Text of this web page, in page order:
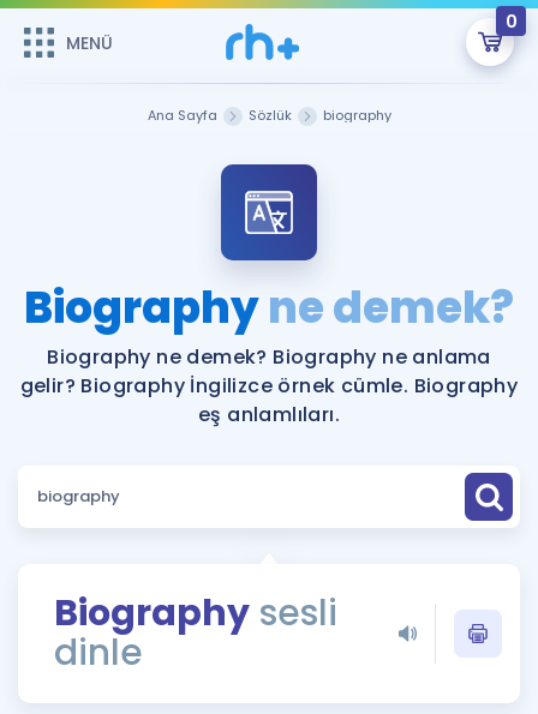
MENÜ
0
Şifremi Hatırlamıyorum
ÜYE DEĞİLİM
Sepetin Şu An Boş.
Remzi Hoca ile seni sınava hazırlayacak onlarca eğitim seni
bekliyor!
MENÜ
Katılımcı Görüşleri
Faydalı Araçlar
Sözlük
Rehberlik Aracı
ÖSYM Sınav Takvimi
Hakkımızda
Ana Sayfa Sözlük biography
Biographyne demek?
Biography ne demek? Biography ne anlama
gelir? Biography İngilizce örnek cümle. Biography
eş anlamlıları.
Biography sesli
dinle